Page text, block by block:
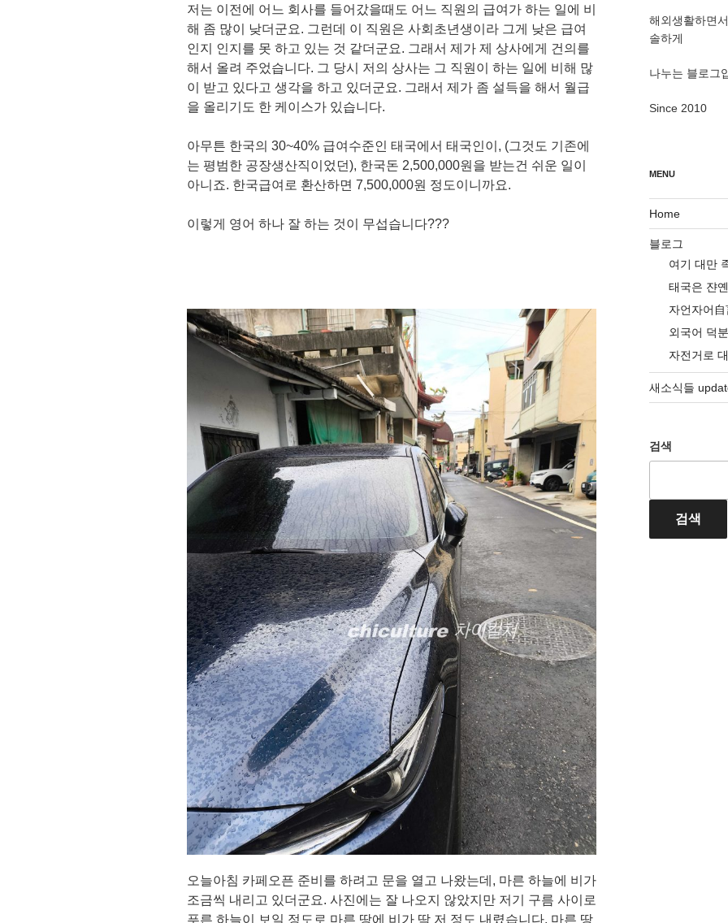
저는 이전에 어느 회사를 들어갔을때도 어느 직원의 급여가 하는 일에 비
해 좀 많이 낮더군요. 그런데 이 직원은 사회초년생이라 그게 낮은 급여
인지 인지를 못 하고 있는 것 같더군요. 그래서 제가 제 상사에게 건의를
해서 올려 주었습니다. 그 당시 저의 상사는 그 직원이 하는 일에 비해 많
이 받고 있다고 생각을 하고 있더군요. 그래서 제가 좀 설득을 해서 월급
을 올리기도 한 케이스가 있습니다.
아무튼 한국의 30~40% 급여수준인 태국에서 태국인이, (그것도 기존에
는 평범한 공장생산직이었던), 한국돈 2,500,000원을 받는건 쉬운 일이
아니죠. 한국급여로 환산하면 7,500,000원 정도이니까요.
이렇게 영어 하나 잘 하는 것이 무섭습니다???
오늘아침 카페오픈 준비를 하려고 문을 열고 나왔는데, 마른 하늘에 비가
조금씩 내리고 있더군요. 사진에는 잘 나오지 않았지만 저기 구름 사이로
푸른 하늘이 보일 정도로 마른 땅에 비가 딱 저 정도 내렸습니다. 마른 땅
해외생활하면
솔하게
나누는 블로그
Since 2010
MENU
Home
블로그
여기 대만
태국은 쟌
자언자어
외국어 덕
자전거로
새소식들
검색
검색